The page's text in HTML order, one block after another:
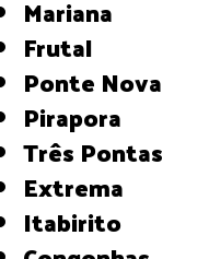
Mariana
Frutal
Ponte Nova
Pirapora
Três Pontas
Extrema
Itabirito